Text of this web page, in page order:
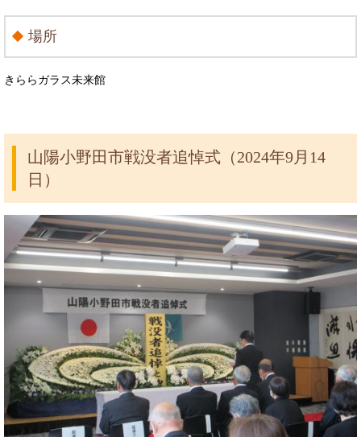
場所
きららガラス未来館
山陽小野田市戦没者追悼式（2024年9月14
日）